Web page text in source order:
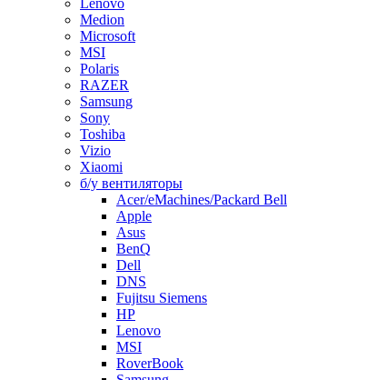
Medion
Microsoft
MSI
Polaris
RAZER
Samsung
Sony
Toshiba
Vizio
Xiaomi
б/у вентиляторы
Acer/eMachines/Packard Bell
Apple
Asus
BenQ
Dell
DNS
Fujitsu Siemens
HP
Lenovo
MSI
RoverBook